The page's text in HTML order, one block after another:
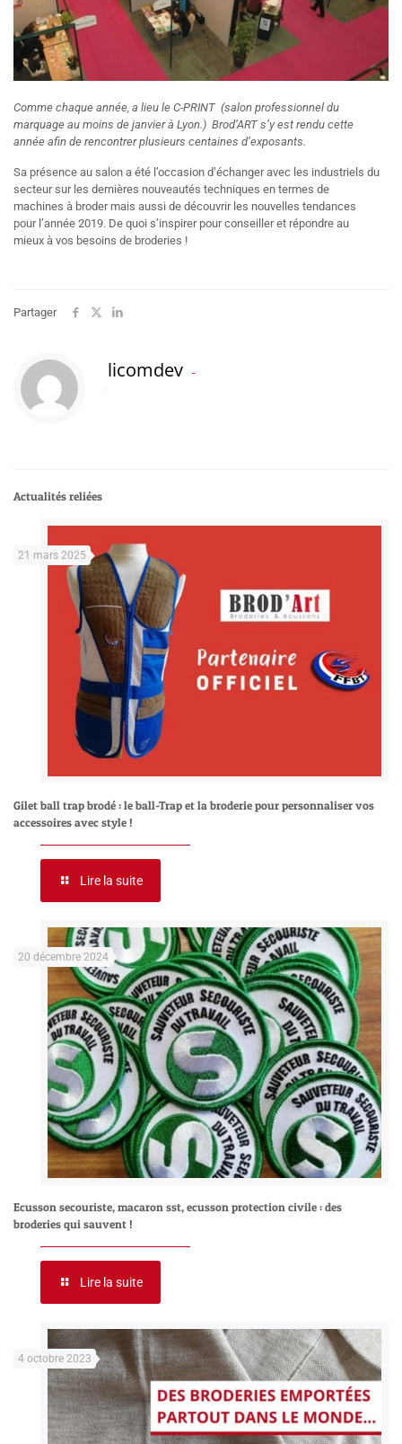
Comme chaque année, a lieu le C-PRINT (salon professionnel du
marquage au moins de janvier à Lyon.) Brod’ART s’y est rendu cette
année afin de rencontrer plusieurs centaines d’exposants.
Sa présence au salon a été l’occasion d’échanger avec les industriels du
secteur sur les dernières nouveautés techniques en termes de
machines à broder mais aussi de découvrir les nouvelles tendances
pour l’année 2019. De quoi s’inspirer pour conseiller et répondre au
mieux à vos besoins de broderies !
Partager
licomdev
Actualités reliées
21 mars 2025
Gilet ball trap brodé : le ball-Trap et la broderie pour personnaliser vos
accessoires avec style !
Lire la suite
20 décembre 2024
Ecusson secouriste, macaron sst, ecusson protection civile : des
broderies qui sauvent !
Lire la suite
4 octobre 2023